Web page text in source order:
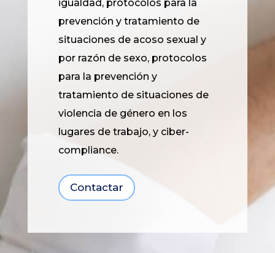
igualdad, protocolos para la
prevención y tratamiento de
situaciones de acoso sexual y
por razón de sexo, protocolos
para la prevención y
tratamiento de situaciones de
violencia de género en los
lugares de trabajo, y ciber-
compliance.
Contactar